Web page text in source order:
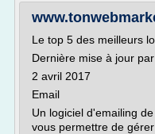
Le top 5 des meilleurs
Dernière mise à jour
2 avril 2017
Email
Un logiciel d'emailing
vous permettre de